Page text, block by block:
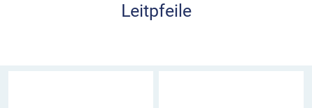
Leitpfeile